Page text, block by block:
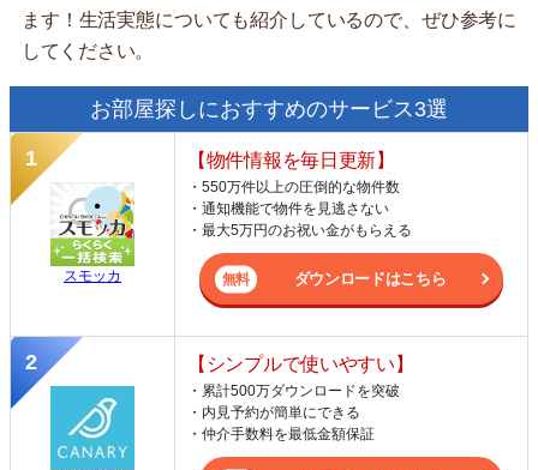
ます！生活実態についても紹介しているので、ぜひ参考に
してください。
お部屋探しにおすすめのサービス3選
スモッカ
【物件情報を毎日更新】
・550万件以上の圧倒的な物件数
・通知機能で物件を見逃さない
・最大5万円のお祝い金がもらえる
ダウンロードはこちら
【シンプルで使いやすい】
・累計500万ダウンロードを突破
・内見予約が簡単にできる
・仲介手数料を最低金額保証